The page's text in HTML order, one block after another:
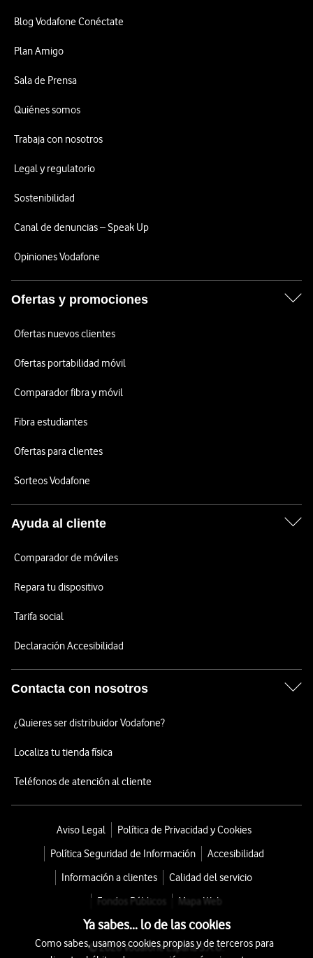
Blog Vodafone Conéctate
Plan Amigo
Sala de Prensa
Quiénes somos
Trabaja con nosotros
Legal y regulatorio
Sostenibilidad
Canal de denuncias – Speak Up
Opiniones Vodafone
Ofertas y promociones
Ofertas nuevos clientes
Ofertas portabilidad móvil
Comparador fibra y móvil
Fibra estudiantes
Ofertas para clientes
Sorteos Vodafone
Ayuda al cliente
Comparador de móviles
Repara tu dispositivo
Tarifa social
Declaración Accesibilidad
Contacta con nosotros
¿Quieres ser distribuidor Vodafone?
Localiza tu tienda física
Teléfonos de atención al cliente
Aviso Legal
Política de Privacidad y Cookies
Política Seguridad de Información
Accesibilidad
Información a clientes
Calidad del servicio
Fondos Públicos
Mapa Web
© 2026 Vodafone España S.A.U.
Ya sabes... lo de las cookies
Como sabes, usamos cookies propias y de terceros para